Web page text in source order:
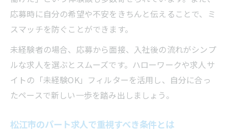
応募時に自分の希望や不安をきちんと伝えることで、ミ
スマッチを防ぐことができます。
未経験者の場合、応募から面接、入社後の流れがシンプ
ルな求人を選ぶとスムーズです。ハローワークや求人サ
イトの「未経験OK」フィルターを活用し、自分に合っ
たペースで新しい一歩を踏み出しましょう。
松江市のパート求人で重視すべき条件とは